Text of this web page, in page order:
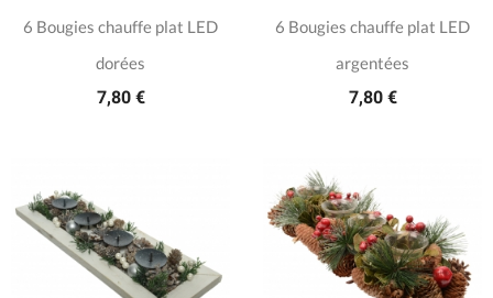
6 Bougies chauffe plat LED
dorées
7,80 €
6 Bougies chauffe plat LED
argentées
7,80 €